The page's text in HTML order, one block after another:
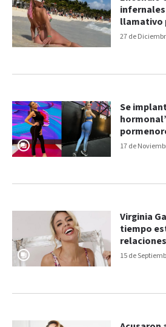
27 de
infernales
llamativo
17 de
Se
15 de
Virginia
tiempo